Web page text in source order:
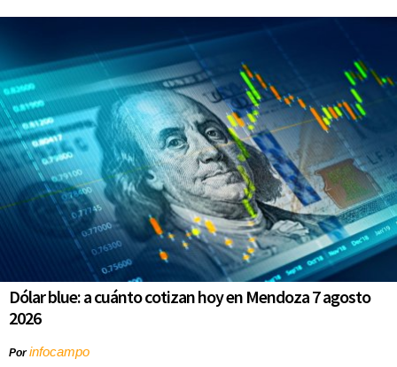
Dólar blue: a cuánto cotizan hoy en Mendoza 7 agosto
2026
Porinfocampo